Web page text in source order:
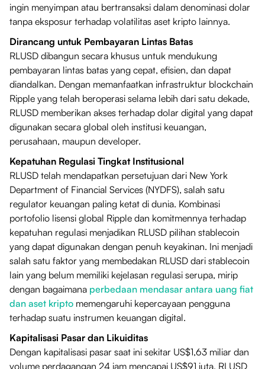
ingin menyimpan atau bertransaksi dalam denominasi dolar
tanpa eksposur terhadap volatilitas aset kripto lainnya.
Dirancang untuk Pembayaran Lintas Batas
RLUSD dibangun secara khusus untuk mendukung
pembayaran lintas batas yang cepat, efisien, dan dapat
diandalkan. Dengan memanfaatkan infrastruktur blockchain
Ripple yang telah beroperasi selama lebih dari satu dekade,
RLUSD memberikan akses terhadap dolar digital yang dapat
digunakan secara global oleh institusi keuangan,
perusahaan, maupun developer.
Kepatuhan Regulasi Tingkat Institusional
RLUSD telah mendapatkan persetujuan dari New York
Department of Financial Services (NYDFS), salah satu
regulator keuangan paling ketat di dunia. Kombinasi
portofolio lisensi global Ripple dan komitmennya terhadap
kepatuhan regulasi menjadikan RLUSD pilihan stablecoin
yang dapat digunakan dengan penuh keyakinan. Ini menjadi
salah satu faktor yang membedakan RLUSD dari stablecoin
lain yang belum memiliki kejelasan regulasi serupa, mirip
dengan bagaimana perbedaan mendasar antara uang fiat
dan aset kripto memengaruhi kepercayaan pengguna
terhadap suatu instrumen keuangan digital.
Kapitalisasi Pasar dan Likuiditas
Dengan kapitalisasi pasar saat ini sekitar US$1,63 miliar dan
volume perdagangan 24 jam mencapai US$91 juta, RLUSD